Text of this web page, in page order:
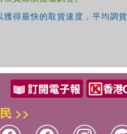
得最快的取貨速度，平均調貨
>>